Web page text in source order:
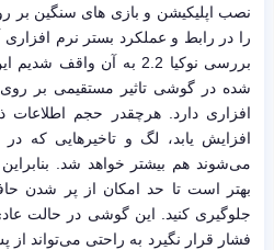
نصب اپلیکیشن و بازی های سنگین بر
را در رابط و عملکرد بستر نرم افزاری
بررسی نوکیا 2.2 به آن
شده در گوشی تاثیر مستقیمی بر
افزاری دارد. هرچقدر حجم
افزایش یابد، لگ و تاخیرهایی که در
می‌شوند هم بیشتر خواهد شد. بنابراین
جلوگیری کنید. این گوشی در حالت
فشار قرار نگیرد به راحتی می‌تواند از